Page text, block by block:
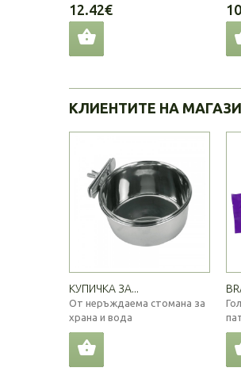
12.42€
КЛИЕНТИТЕ НА
КУПИЧКА ЗА...
От неръждаема стомана за
храна и вода